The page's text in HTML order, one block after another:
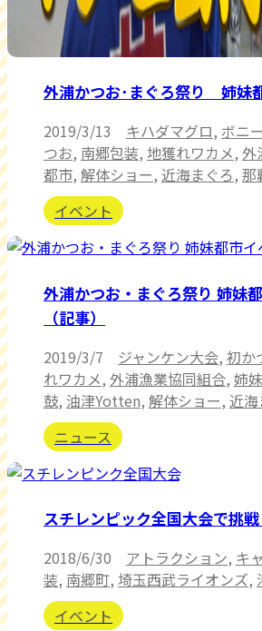
外浦かつお･まぐろ祭り 姉妹
2019/3/13 キハダマグロ, ボニ
つお, 南郷包装, 地獲れワカメ, 外
都市, 解体ショー, 近海まぐろ, 那
イベント
外浦かつお・まぐろ祭り 姉妹
（記事）
2019/3/7 ジャンケン大会, 初か
れワカメ, 外浦漁業協同組合, 姉
鼓, 油津Yotten, 解体ショー, 近海
ニュース
スチレンピック全国大会で挑戦
2018/6/30 アトラクション, キ
装, 南郷町, 埼玉西武ライオンズ,
イベント